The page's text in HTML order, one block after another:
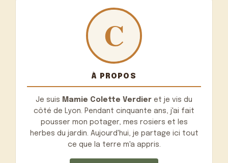
À PROPOS
Je suis Mamie Colette Verdier et je vis du
côté de Lyon. Pendant cinquante ans, j'ai fait
pousser mon potager, mes rosiers et les
herbes du jardin. Aujourd'hui, je partage ici tout
ce que la terre m'a appris.